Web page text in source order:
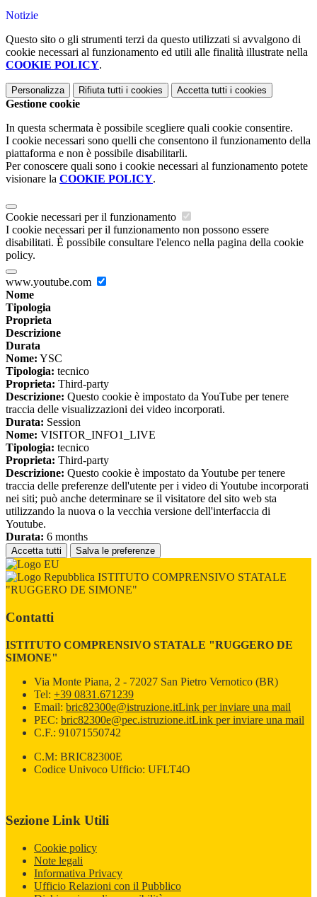
Notizie
Questo sito o gli strumenti terzi da questo utilizzati si avvalgono di
cookie necessari al funzionamento ed utili alle finalità illustrate nella
COOKIE POLICY.
Personalizza Rifiuta tutti i cookies Accetta tutti i cookies
Gestione cookie
In questa schermata è possibile scegliere quali cookie consentire.
I cookie necessari sono quelli che consentono il funzionamento della
piattaforma e non è possibile disabilitarli.
Per conoscere quali sono i cookie necessari al funzionamento potete
visionare la COOKIE POLICY.
Cookie necessari per il funzionamento
I cookie necessari per il funzionamento non possono essere
disabilitati. È possibile consultare l'elenco nella pagina della cookie
policy.
www.youtube.com
Nome
Tipologia
Proprieta
Descrizione
Durata
Nome: YSC
Tipologia: tecnico
Proprieta: Third-party
Descrizione: Questo cookie è impostato da YouTube per tenere
traccia delle visualizzazioni dei video incorporati.
Durata: Session
Nome: VISITOR_INFO1_LIVE
Tipologia: tecnico
Proprieta: Third-party
Descrizione: Questo cookie è impostato da Youtube per tenere
traccia delle preferenze dell'utente per i video di Youtube incorporati
nei siti; può anche determinare se il visitatore del sito web sta
utilizzando la nuova o la vecchia versione dell'interfaccia di
Youtube.
Durata: 6 months
Accetta tutti Salva le preferenze
ISTITUTO COMPRENSIVO STATALE
"RUGGERO DE SIMONE"
Contatti
ISTITUTO COMPRENSIVO STATALE "RUGGERO DE
SIMONE"
Via Monte Piana, 2 - 72027 San Pietro Vernotico (BR)
Tel: +39 0831.671239
Email: bric82300e@istruzione.itLink per inviare una mail
PEC: bric82300e@pec.istruzione.itLink per inviare una mail
C.F.: 91071550742
C.M: BRIC82300E
Codice Univoco Ufficio: UFLT4O
Sezione Link Utili
Cookie policy
Note legali
Informativa Privacy
Ufficio Relazioni con il Pubblico